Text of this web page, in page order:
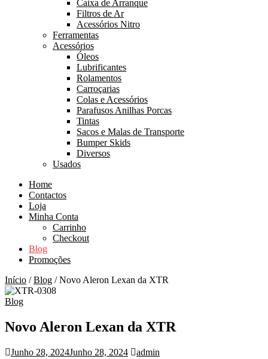
Caixa de Arranque
Filtros de Ar
Acessórios Nitro
Ferramentas
Acessórios
Óleos
Lubrificantes
Rolamentos
Carroçarias
Colas e Acessórios
Parafusos Anilhas Porcas
Tintas
Sacos e Malas de Transporte
Bumper Skids
Diversos
Usados
Home
Contactos
Loja
Minha Conta
Carrinho
Checkout
Blog
Promoções
Início /Blog / Novo Aleron Lexan da XTR
Blog
Novo Aleron Lexan da XTR
Junho 28, 2024Junho 28, 2024
admin